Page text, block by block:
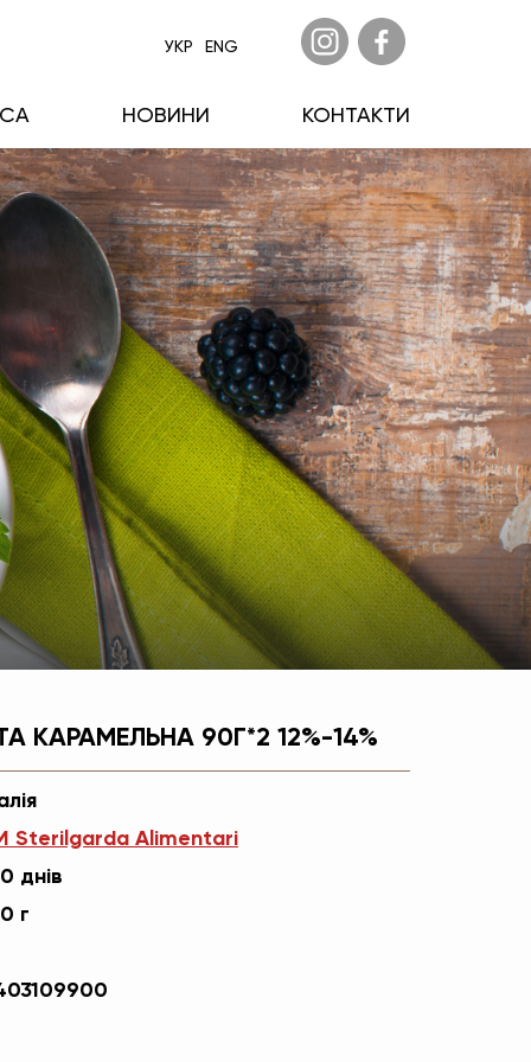
НОВИНИ КОНТАКТИ
УКР ENG
КАРАМЕЛЬНА 90Г*2 12%-14%
Sterilgarda Alimentari
днів
г